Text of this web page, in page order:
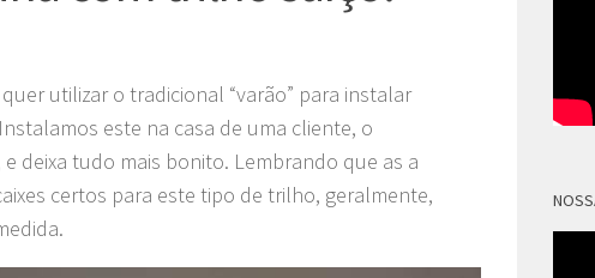
utilizar o tradicional “varão” para instalar
este na casa de uma cliente, o
deixa tudo mais bonito. Lembrando que as a
certos para este tipo de trilho, geralmente,